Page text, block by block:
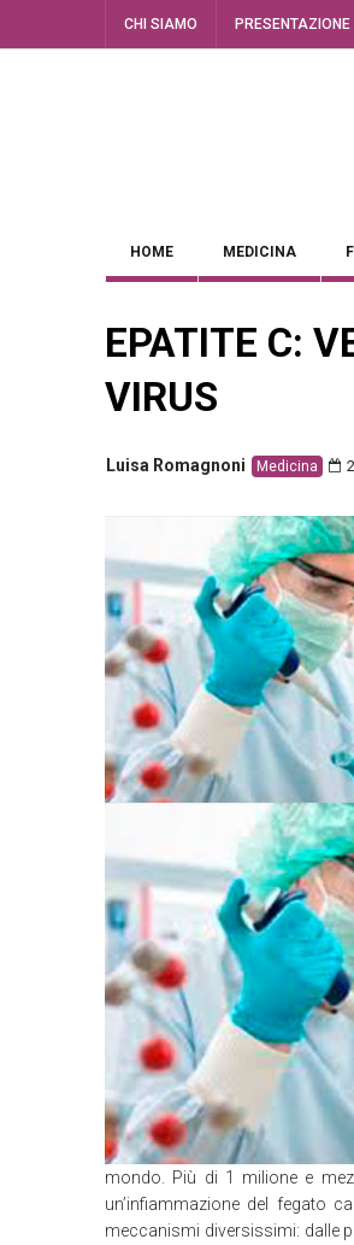
CHI SIAMO PRESENTAZIONE
HOME MEDICINA
EPATITE C:
VIRUS
Luisa Romagnoni Medicina
mondo. Più di 1 milione e
un’infiammazione del fegato
meccanismi diversissimi: dalle